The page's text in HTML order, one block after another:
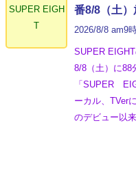
SUPER EIGH
T
番8/8（土）
2026/8/8 am9
SUPER
8/8（土）に88
「SUPER
ーカル、TVer
のデビュー以